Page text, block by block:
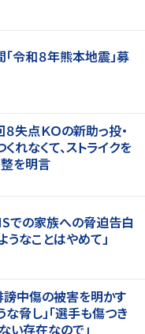
令和８年熊本地震」募
失点ＫＯの新助っ投・
れなくて、ストライクを
を明言
での家族への脅迫告白
うなことはやめて」
中傷の被害を明かす
な脅し」「選手も傷つき
い存在なので」